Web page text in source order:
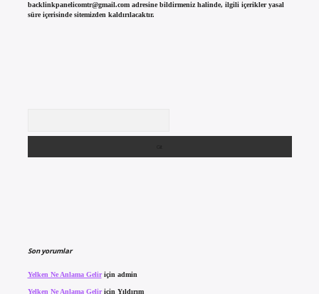
backlinkpanelicomtr@gmail.comadresine bildirmeniz halinde, ilgili içerikler yasal
süre içerisinde sitemizden kaldırılacaktır.
Son yorumlar
Yelken Ne Anlama Geliriçin admin
Yelken Ne Anlama Geliriçin Yıldırım